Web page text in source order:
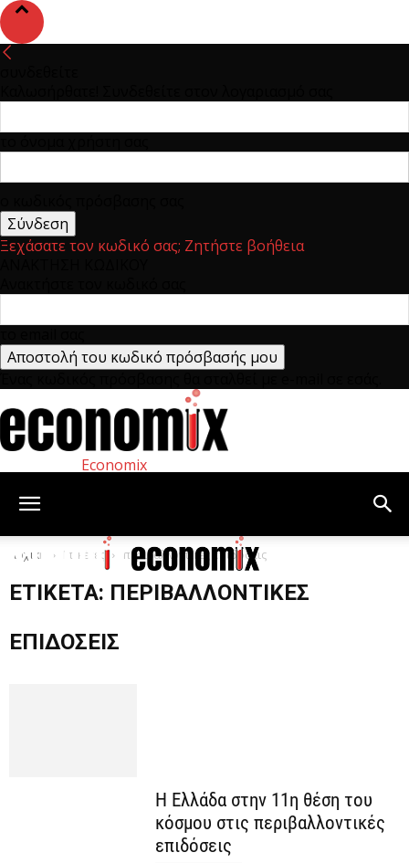
Ξεχάσατε τον κωδικό σας; Ζητήστε βοήθεια
Economix
Αρχική Ετικέτες περιβαλλοντικές επιδόσεις
ΕΤΙΚΈΤΑ: ΠΕΡΙΒΑΛΛΟΝΤΙΚΈΣ
ΕΠΙΔΌΣΕΙΣ
Η Ελλάδα στην 11η θέση του
κόσμου στις περιβαλλοντικές
επιδόσεις